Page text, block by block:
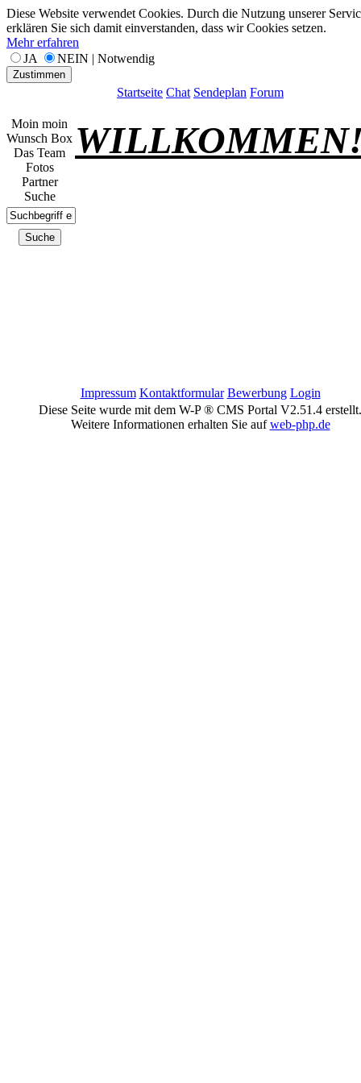
Diese Website verwendet Cookies. Durch die Nutzung unserer
erklären Sie sich damit einverstanden, dass wir Cookies setzen.
Mehr erfahren
JA
NEIN | Notwendig
Zustimmen
Startseite Chat Sendeplan Forum
Moin moin
Wunsch Box
Das Team
Fotos
Partner
Suche
Impressum Kontaktformular Bewerbung Login
Diese Seite wurde mit dem W-P ® CMS Portal V2.51.4 erstellt.
Weitere Informationen erhalten Sie aufweb-php.de